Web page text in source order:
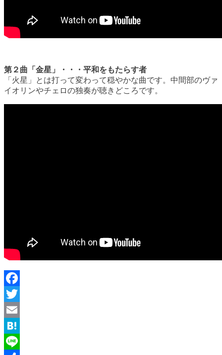
第２曲「金星」・・・平和をもたらす者
「火星」とは打って変わって穏やかな曲です。中間部のヴァ
イオリンやチェロの独奏が聴きどころです。
Facebook
Twitter
Email
Hatena